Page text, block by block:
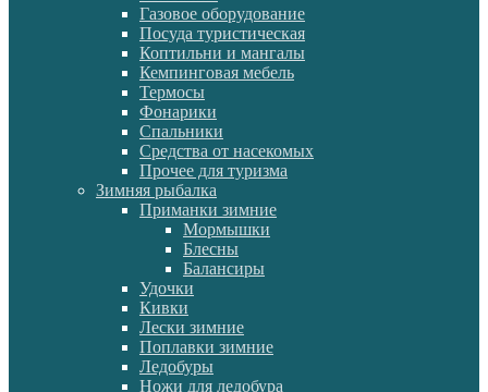
Газовое оборудование
Посуда туристическая
Коптильни и мангалы
Кемпинговая мебель
Термосы
Фонарики
Спальники
Средства от насекомых
Прочее для туризма
Зимняя рыбалка
Приманки зимние
Мормышки
Блесны
Балансиры
Удочки
Кивки
Лески зимние
Поплавки зимние
Ледобуры
Ножи для ледобура